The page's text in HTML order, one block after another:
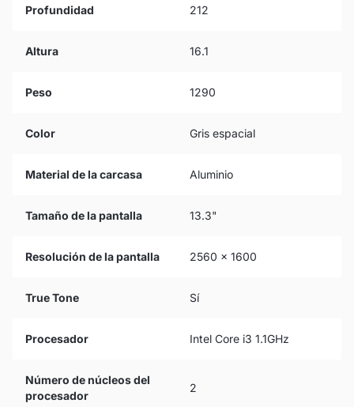
Profundidad 212
Altura 16.1
Peso 1290
Color Gris espacial
Material de la carcasa Aluminio
Tamaño de la pantalla 13.3"
Resolución de la pantalla 2560 x 1600
True Tone Sí
Procesador Intel Core i3 1.1GHz
Número de núcleos del
procesador
2